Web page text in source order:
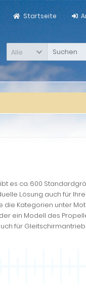
Startseite
Alle
es ca. 600
Lösung auch für
die Kategorien unter
ein Modell des
für